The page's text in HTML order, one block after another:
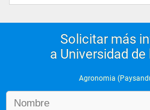
Solicitar más
a Universidad
Agronomia